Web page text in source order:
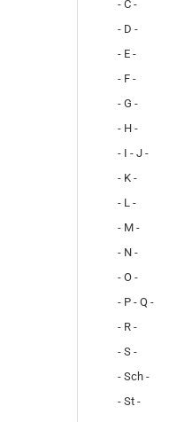
- C -
- D -
- E -
- F -
- G -
- H -
- I - J -
- K -
- L -
- M -
- N -
- O -
- P - Q -
- R -
- S -
- Sch -
- St -